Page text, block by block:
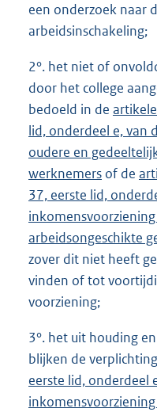
een onderzoek naar
arbeidsinschakeling;
2°. het niet of
door het college
bedoeld in de
lid, onderdeel e, van
oudere en
werknemers of de
37, eerste lid,
arbeidsongeschikte
zover dit niet heeft
vinden of tot
voorziening;
3°. het uit houding
blijken de
eerste lid, onderdeel